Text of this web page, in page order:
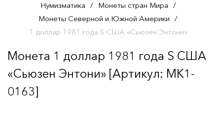
Нумизматика / Монеты стран Мира /
Монеты Северной и Южной Америки /
1 доллар 1981 года S США «Сьюзен Энтони»
Монета 1 доллар 1981 года S США
«Сьюзен Энтони» [Артикул: MK1-
0163]